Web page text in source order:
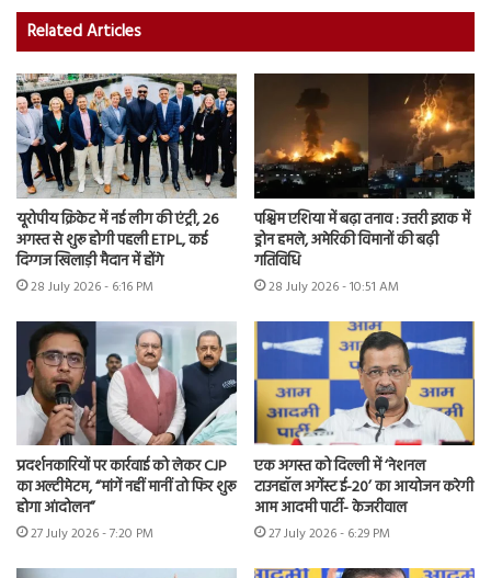
Related Articles
यूरोपीय क्रिकेट में नई लीग की एंट्री, 26
अगस्त से शुरू होगी पहली ETPL, कई
दिग्गज खिलाड़ी मैदान में होंगे
28 July 2026 - 6:16 PM
पश्चिम एशिया में बढ़ा तनाव : उत्तरी इराक में
ड्रोन हमले, अमेरिकी विमानों की बढ़ी
गतिविधि
28 July 2026 - 10:51 AM
प्रदर्शनकारियों पर कार्रवाई को लेकर CJP
का अल्टीमेटम, “मांगें नहीं मानीं तो फिर शुरू
होगा आंदोलन”
27 July 2026 - 7:20 PM
एक अगस्त को दिल्ली में ‘नेशनल
टाउनहॉल अगेंस्ट ई-20’ का आयोजन करेगी
आम आदमी पार्टी- केजरीवाल
27 July 2026 - 6:29 PM